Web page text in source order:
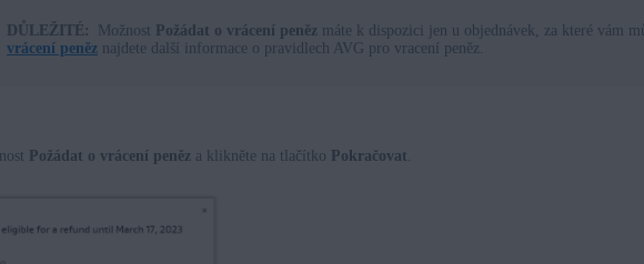
DŮLEŽITÉ: Možnost Požádat o vrácení peněz máte k dispozici jen u objednávek, za které vám
vrácení peněz najdete další informace o pravidlech AVG pro vracení peněz.
Požádat o vrácení peněz a klikněte na tlačítko Pokračovat.